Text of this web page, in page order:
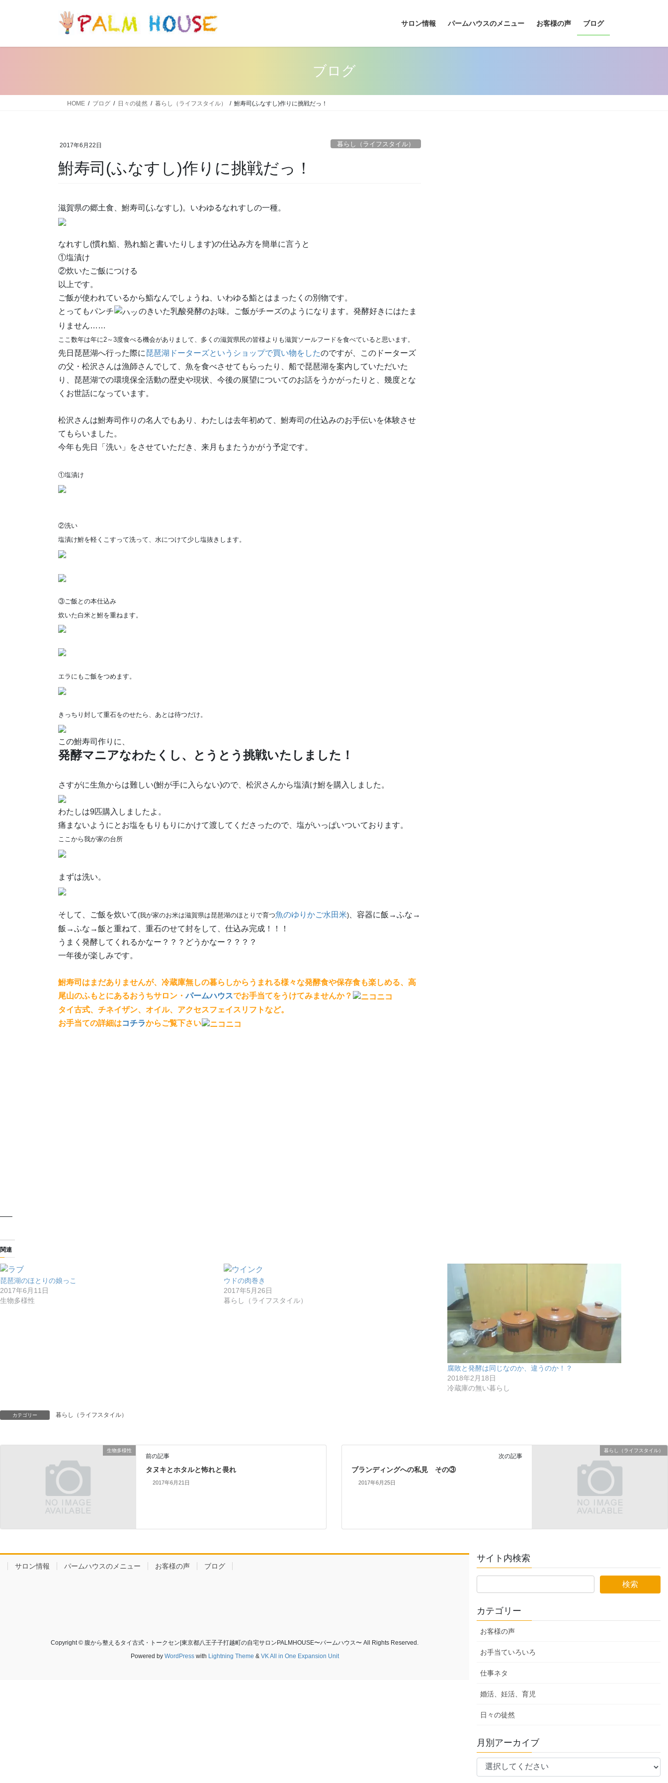
サロン情報 パームハウスのメニュー お客様の声 ブログ
ブログ
HOME ブログ 日々の徒然 暮らし（ライフスタイル） 鮒寿司(ふなすし)作りに挑戦だっ！
2017年6月22日 暮らし（ライフスタイル）
鮒寿司(ふなすし)作りに挑戦だっ！
滋賀県の郷土食、鮒寿司(ふなすし)。いわゆるなれすしの一種。
なれすし(慣れ鮨、熟れ鮨と書いたりします)の仕込み方を簡単に言うと
①塩漬け
②炊いたご飯につける
以上です。
ご飯が使われているから鮨なんでしょうね、いわゆる鮨とはまったくの別物です。
とってもパンチ
のきいた乳酸発酵のお味。ご飯がチーズのようになります。発酵好きにはたま
りません……
ここ数年は年に2～3度食べる機会がありまして、多くの滋賀県民の皆様よりも滋賀ソールフードを食べていると思います。
先日琵琶湖へ行った際に琵琶湖ドーターズというショップで買い物をしたのですが、このドーターズ
の父・ 松沢さんは漁師さんでして、魚を食べさせてもらったり、船で琵琶湖を案内していただいた
り、琵琶湖での環境保全活動の歴史や現状、今後の展望についてのお話をうかがったりと、幾度とな
くお世話になっています。
松沢さんは鮒寿司作りの名人でもあり、わたしは去年初めて、鮒寿司の仕込みのお手伝いを体験させ
てもらいました。
今年も先日「洗い」をさせていただき、来月もまたうかがう予定です。
①塩漬け
②洗い
塩漬け鮒を軽くこすって洗って、水につけて少し塩抜きします。
③ご飯との本仕込み
炊いた白米と鮒を重ねます。
エラにもご飯をつめます。
きっちり封して重石をのせたら、あとは待つだけ。
この鮒寿司作りに、
発酵マニアなわたくし、とうとう挑戦いたしました！
さすがに生魚からは難しい(鮒が手に入らない)ので、松沢さんから塩漬け鮒を購入しました。
わたしは9匹購入しましたよ。
痛まないようにとお塩をもりもりにかけて渡してくださったので、塩がいっぱいついております。
ここから我が家の台所
まずは洗い。
そして、ご飯を炊いて(我が家のお米は滋賀県は琵琶湖のほとりで育つ魚のゆりかご水田米)、容器に飯→ふな→
飯→ふな→飯と重ねて、重石のせて封をして、仕込み完成！！！
うまく発酵してくれるかなー？？？どうかなー？？？？
一年後が楽しみです。
鮒寿司はまだありませんが、冷蔵庫無しの暮らしからうまれる様々な発酵食や保存食も楽しめる、高
尾山のふもとにあるおうちサロン・パームハウスでお手当てをうけてみませんか？
タイ古式、チネイザン、オイル、アクセスフェイスリフトなど。
お手当ての詳細はコチラからご覧下さい
—–
関連
琵琶湖のほとりの娘っこ
2017年6月11日
生物多様性
ウドの肉巻き
2017年5月26日
暮らし（ライフスタイル）
腐敗と発酵は同じなのか、違うのか！？
2018年2月18日
冷蔵庫の無い暮らし
カテゴリー 暮らし（ライフスタイル）
生物多様性
前の記事
タヌキとホタルと怖れと畏れ
2017年6月21日
暮らし（ライフスタイル）
次の記事
ブランディングへの私見 その③
2017年6月25日
サイト内検索
カテゴリー
お客様の声
お手当ていろいろ
仕事ネタ
婚活、妊活、育児
日々の徒然
月別アーカイブ
サロン情報 パームハウスのメニュー お客様の声 ブログ
Copyright © 腹から整えるタイ古式・トークセン|東京都八王子子打越町の自宅サロンPALMHOUSE〜パームハウス〜 All Rights Reserved.
Powered by WordPresswith Lightning Theme & VK All in One Expansion Unit